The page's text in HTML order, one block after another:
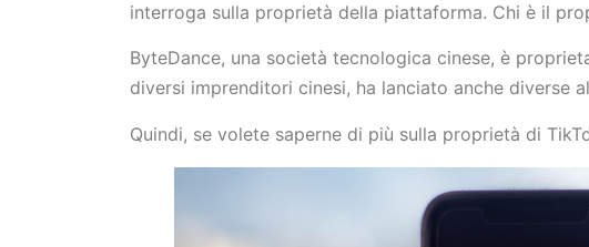
interroga sulla proprietà della piattaforma. Chi è il
ByteDance, una società tecnologica cinese, è
diversi imprenditori cinesi, ha lanciato anche diverse
Quindi, se volete saperne di più sulla proprietà di